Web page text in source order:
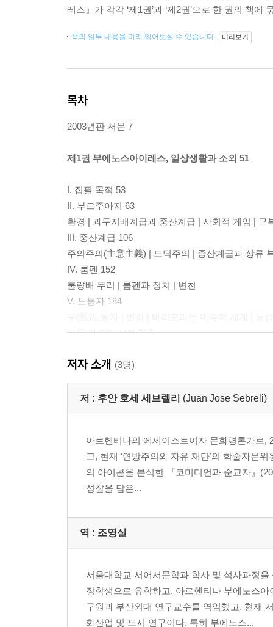
레스』가 각각 ‘제1권’과 ‘제2권’으로 한 권의 책
책의 일부 내용을 미리 읽어보실 수 있습니다. 미리보기
목차
2003년판 서문 7
제1권 부에노스아이레스, 일상생활과 소외 51
I. 집필 목적 53
II. 부르주아지 63
환경 | 과두지배계급과 중산계급 | 사회적 게임 | 구
III. 중산계급 106
주의주의(主意主義) | 도덕주의 | 중산계급과 상류
IV. 룸펜 152
불량배 무리 | 룸펜과 정치 | 변천
V. 노동자 184
부록 가르델 신화 217
제2권 위기의 도시, 부에노스아이레스 229
서문 231
II. 도시 322
도심과 바리오의?쇠락 | 잃어버린 정체성을 찾아
지은이 소개 405
저자 소개 (3명)
저 : 후안 호세 세브렐리 (Juan Jose Sebreli)
아르헨티나의 에세이스트이자 문화평론가로,
고, 현재 ‘연방주의와 자유 재단’의 학술자문
의 아이콘을 분석한 『코미디언과 순교자』
성찰을 담은...
역 : 조영실
서울대학교 서어서문학과 학사 및 석사과정
장학생으로 유학하고, 아르헨티나 부에노스
구원과 부산외대 연구교수를 역임했고, 현재
화산업 및 도시 연구이다. 특히 부에노스...